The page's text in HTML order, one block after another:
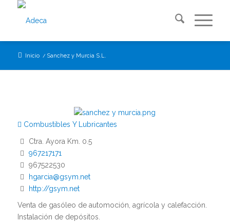
Inicio / Sanchez y Murcia S.L.
Combustibles Y Lubricantes
Ctra. Ayora Km. 0.5
967217171
967522530
hgarcia@gsym.net
http://gsym.net
Venta de gasóleo de automoción, agrícola y calefacción.
Instalación de depósitos.